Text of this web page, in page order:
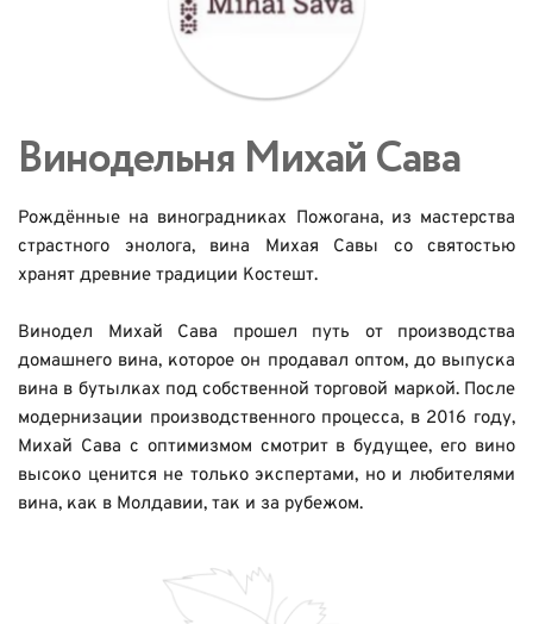
Винодельня Михай Сава
Рождённые на виноградниках Пожогана, из мастерства
страстного энолога, вина Михая Савы со святостью
хранят древние традиции Костешт.
Винодел Михай Сава прошел путь от производства
домашнего вина, которое он продавал оптом, до выпуска
вина в бутылках под собственной торговой маркой. После
модернизации производственного процесса, в 2016 году,
Михай Сава с оптимизмом смотрит в будущее, его вино
высоко ценится не только экспертами, но и любителями
вина, как в Молдавии, так и за рубежом.